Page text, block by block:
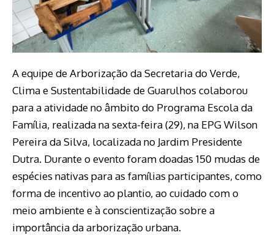
A equipe de Arborização da Secretaria do Verde,
Clima e Sustentabilidade de Guarulhos colaborou
para a atividade no âmbito do Programa Escola da
Família, realizada na sexta-feira (29), na EPG Wilson
Pereira da Silva, localizada no Jardim Presidente
Dutra. Durante o evento foram doadas 150 mudas de
espécies nativas para as famílias participantes, como
forma de incentivo ao plantio, ao cuidado com o
meio ambiente e à conscientização sobre a
importância da arborização urbana.